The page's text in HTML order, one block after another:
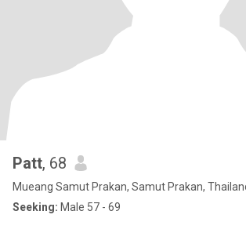
Patt, 68
Mueang Samut Prakan, Samut Prakan,
Seeking: Male 57 - 69